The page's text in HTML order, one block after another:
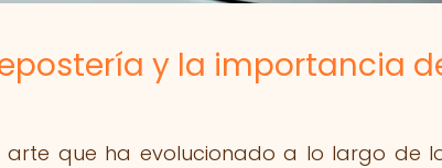
y la importancia
arte que ha evolucionado a lo largo de